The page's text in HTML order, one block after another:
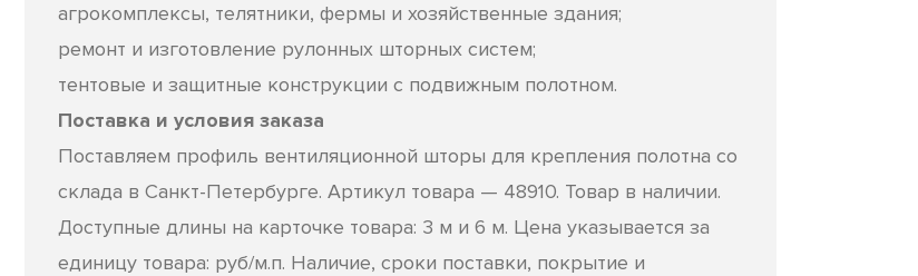
агрокомплексы, телятники, фермы и хозяйственные здания;
ремонт и изготовление рулонных шторных систем;
тентовые и защитные конструкции с подвижным полотном.
Поставка и условия заказа
Поставляем профиль вентиляционной шторы для крепления полотна со
склада в Санкт-Петербурге. Артикул товара — 48910. Товар в наличии.
Доступные длины на карточке товара: 3 м и 6 м. Цена указывается за
единицу товара: руб/м.п. Наличие, сроки поставки, покрытие и